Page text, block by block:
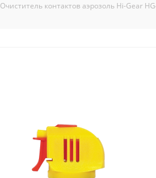
Очиститель контактов аэрозоль Hi-Gear